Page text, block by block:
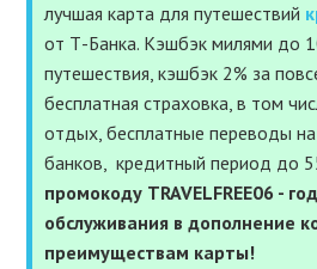
ПОЛЕЗНОЕ
ПОДДЕРЖАТЬ
лучшая карта для путешествий
от Т-Банка. Кэшбэк милями до
путешествия, кэшбэк 2% за
бесплатная страховка, в том
отдых, бесплатные переводы
банков, кредитный период до
промокоду TRAVELFREE06 -
обслуживания в дополнение
преимуществам карты!